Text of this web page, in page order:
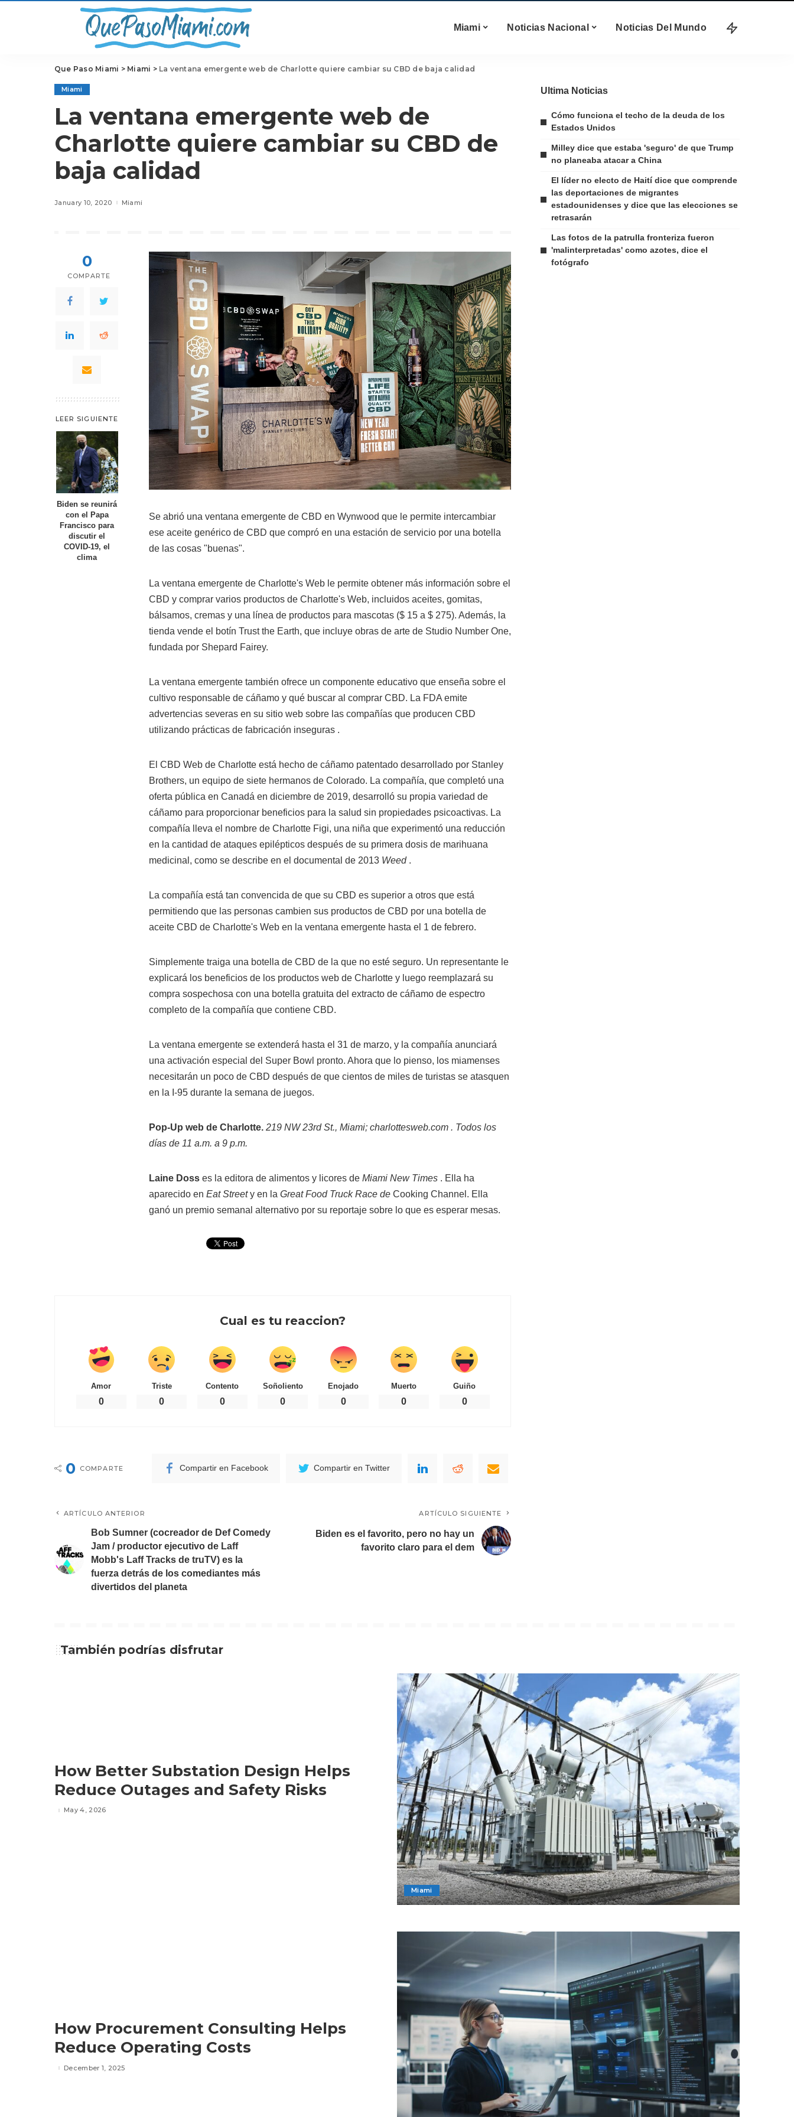
Miami Noticias Nacional Noticias Del Mundo
Que Paso Miami > Miami > La ventana emergente web de Charlotte quiere cambiar su CBD de baja calidad
Miami
La ventana emergente web de
Charlotte quiere cambiar su CBD de
baja calidad
January 10, 2020 Miami
0
COMPARTE
LEER SIGUIENTE
Biden se reunirá
con el Papa
Francisco para
discutir el
COVID-19, el
clima
Se abrió una ventana emergente de CBD en Wynwood que le permite intercambiar
ese aceite genérico de CBD que compró en una estación de servicio por una botella
de las cosas "buenas".
La ventana emergente de Charlotte's Web le permite obtener más información sobre el
CBD y comprar varios productos de Charlotte's Web, incluidos aceites, gomitas,
bálsamos, cremas y una línea de productos para mascotas ($ 15 a $ 275). Además, la
tienda vende el botín Trust the Earth, que incluye obras de arte de Studio Number One,
fundada por Shepard Fairey.
La ventana emergente también ofrece un componente educativo que enseña sobre el
cultivo responsable de cáñamo y qué buscar al comprar CBD. La FDA emite
advertencias severas en su sitio web sobre las compañías que producen CBD
utilizando prácticas de fabricación inseguras .
El CBD Web de Charlotte está hecho de cáñamo patentado desarrollado por Stanley
Brothers, un equipo de siete hermanos de Colorado. La compañía, que completó una
oferta pública en Canadá en diciembre de 2019, desarrolló su propia variedad de
cáñamo para proporcionar beneficios para la salud sin propiedades psicoactivas. La
compañía lleva el nombre de Charlotte Figi, una niña que experimentó una reducción
en la cantidad de ataques epilépticos después de su primera dosis de marihuana
medicinal, como se describe en el documental de 2013 Weed.
La compañía está tan convencida de que su CBD es superior a otros que está
permitiendo que las personas cambien sus productos de CBD por una botella de
aceite CBD de Charlotte's Web en la ventana emergente hasta el 1 de febrero.
Simplemente traiga una botella de CBD de la que no esté seguro. Un representante le
explicará los beneficios de los productos web de Charlotte y luego reemplazará su
compra sospechosa con una botella gratuita del extracto de cáñamo de espectro
completo de la compañía que contiene CBD.
La ventana emergente se extenderá hasta el 31 de marzo, y la compañía anunciará
una activación especial del Super Bowl pronto. Ahora que lo pienso, los miamenses
necesitarán un poco de CBD después de que cientos de miles de turistas se atasquen
en la I-95 durante la semana de juegos.
Pop-Up web de Charlotte. 219 NW 23rd St., Miami; charlottesweb.com . Todos los
días de 11 a.m. a 9 p.m.
Laine Doss es la editora de alimentos y licores de Miami New Times . Ella ha
aparecido en Eat Streety en la Great Food Truck Race de Cooking Channel. Ella
ganó un premio semanal alternativo por su reportaje sobre lo que es esperar mesas.
Cual es tu reaccion?
Amor
0
Triste
0
Contento
0
Soñoliento
0
Enojado
0
Muerto
0
Guiño
0
0 COMPARTE Compartir en Facebook Compartir en Twitter
ARTÍCULO ANTERIOR
Bob Sumner (cocreador de Def Comedy
Jam / productor ejecutivo de Laff
Mobb's Laff Tracks de truTV) es la
fuerza detrás de los comediantes más
divertidos del planeta
ARTÍCULO SIGUIENTE
Biden es el favorito, pero no hay un
favorito claro para el dem
Ultima Noticias
Cómo funciona el techo de la deuda de los
Estados Unidos
Milley dice que estaba 'seguro' de que Trump
no planeaba atacar a China
El líder no electo de Haití dice que comprende
las deportaciones de migrantes
estadounidenses y dice que las elecciones se
retrasarán
Las fotos de la patrulla fronteriza fueron
'malinterpretadas' como azotes, dice el
fotógrafo
También podrías disfrutar
Miami
How Better Substation Design Helps
Reduce Outages and Safety Risks
May 4, 2026
How Procurement Consulting Helps
Reduce Operating Costs
December 1, 2025